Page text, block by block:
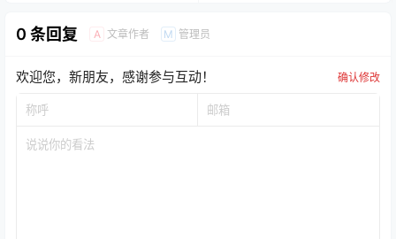
0 条回复 A 文章作者 M 管理员
欢迎您，新朋友，感谢参与互动！ 确认修改